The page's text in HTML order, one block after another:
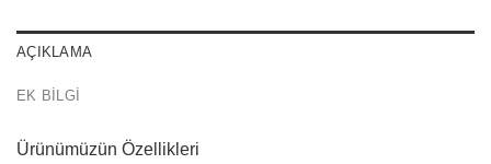
AÇIKLAMA
EK BILGI
Ürünümüzün Özellikleri